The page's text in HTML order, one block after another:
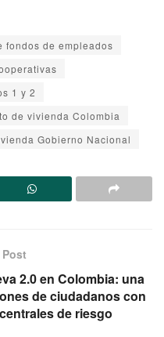
fondos de empleados
1 y 2
de vivienda Colombia
Gobierno Nacional
2.0 en Colombia: una
de ciudadanos con
de riesgo